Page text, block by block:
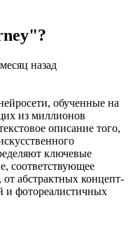
назад
обученные на
из миллионов
описание того,
ключевые
соответствующее
абстрактных концепт-
и фотореалистичных